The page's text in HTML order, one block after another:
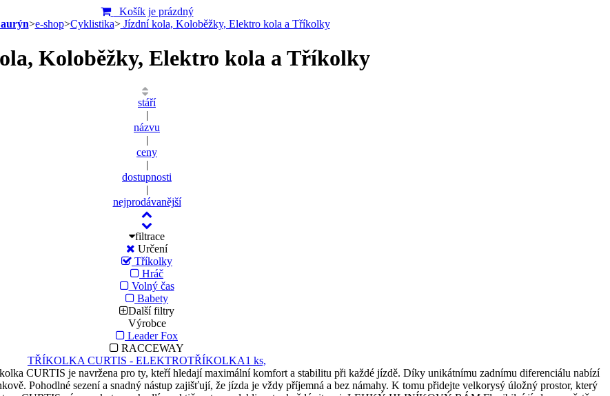
Košík je prázdný
>e-shop>Cyklistika>Jízdní kola, Koloběžky, Elektro kola a Tříkolky
Koloběžky, Elektro kola a Tříkolky
stáří
|
názvu
|
ceny
|
dostupnosti
|
nejprodávanější
filtrace
Určení
Tříkolky
Hráč
Volný čas
Babety
Další filtry
Výrobce
Leader Fox
RACCEWAY
TŘÍKOLKA CURTIS - ELEKTROTŘÍKOLKA1 ks,
CURTIS je navržena pro ty, kteří hledají maximální komfort a stabilitu při každé jízdě. Díky unikátnímu zadnímu diferenciálu nabízí
Pohodlné sezení a snadný nástup zajišťují, že jízda je vždy příjemná a bez námahy. K tomu přidejte velkorysý úložný prostor, který